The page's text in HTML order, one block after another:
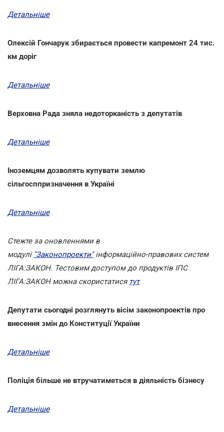
Детальніше
Олексій Гончарук збирається провести капремонт 24 тис.
км доріг
Детальніше
Верховна Рада зняла недоторканість з депутатів
Детальніше
Іноземцям дозволять купувати землю
сільгосппризначення в Україні
Детальніше
Стежте за оновленнями в
модулі "Законопроекти"інформаційно-правових систем
ЛІГА:ЗАКОН. Тестовим доступом до продуктів ІПС
ЛІГА:ЗАКОН можна скористатися тут
Депутати сьогодні розглянуть вісім законопроектів про
внесення змін до Конституції України
Детальніше
Поліція більше не втручатиметься в діяльність бізнесу
Детальніше